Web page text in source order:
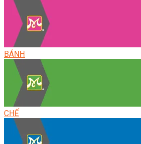
BÁNH
CHẾ